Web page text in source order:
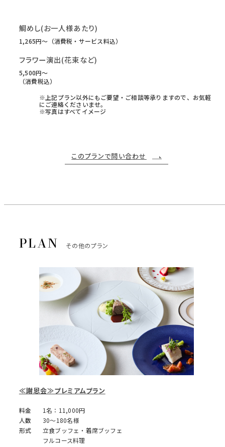
鯛めし(お一人様あたり)
1,265円〜（消費税・サービス料込）
フラワー演出(花束など)
5,500円〜
（消費税込）
※上記プラン以外にもご要望・ご相談等承りますので、お気軽
にご連絡くださいませ。
※写真はすべてイメージ
このプランで問い合わせ
その他のプラン
≪謝恩会≫プレミアムプラン
料金
1名：11,000円
人数
30～180名様
形式
立食ブッフェ・着席ブッフェ
フルコース料理